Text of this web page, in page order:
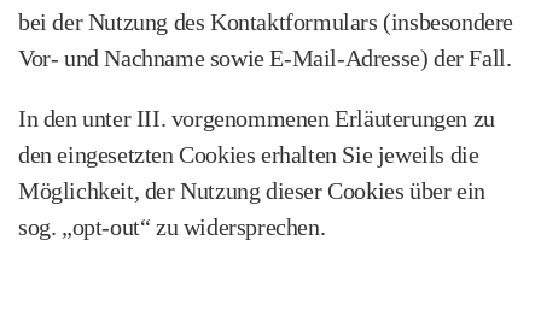
bei der Nutzung des Kontaktformulars (insbesondere
Vor‑ und Nachname sowie E‑Mail‑Adresse) der Fall.
In den unter III. vorgenommenen Erläuterungen zu
den eingesetzten Cookies erhalten Sie jeweils die
Möglichkeit, der Nutzung dieser Cookies über ein
sog. „opt‑out“ zu widersprechen.